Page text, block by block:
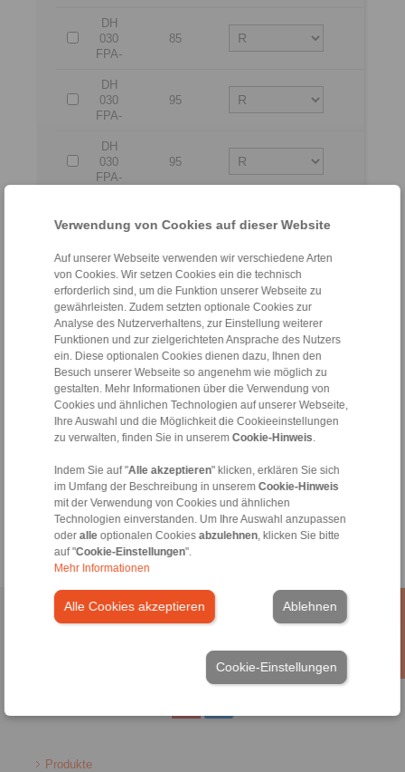
Verwendung von Cookies auf dieser Website
Auf unserer Webseite verwenden wir verschiedene Arten
von Cookies. Wir setzen Cookies ein die technisch
erforderlich sind, um die Funktion unserer Webseite zu
gewährleisten. Zudem setzten optionale Cookies zur
Analyse des Nutzerverhaltens, zur Einstellung weiterer
Funktionen und zur zielgerichteten Ansprache des Nutzers
ein. Diese optionalen Cookies dienen dazu, Ihnen den
Besuch unserer Webseite so angenehm wie möglich zu
gestalten. Mehr Informationen über die Verwendung von
Cookies und ähnlichen Technologien auf unserer Webseite,
Ihre Auswahl und die Möglichkeit die Cookieeinstellungen
zu verwalten, finden Sie in unserem Cookie-Hinweis
Indem Sie auf "Alle akzeptieren" klicken, erklären Sie sich
im Umfang der Beschreibung in unserem Cookie-Hinweis
mit der Verwendung von Cookies und ähnlichen
Technologien einverstanden. Um Ihre Auswahl anzupassen
oder alleoptionalen Cookies abzulehnen, klicken Sie bitte
auf "Cookie-Einstellungen".
Mehr Informationen
Alle Cookies akzeptieren Ablehnen
Cookie-Einstellungen
DH
030
FPA-
85
DH
030
FPA-
95
DH
030
FPA-
95
030
105
DH
030
FPA-
105
Aus dem Einsatz der CAD-Modelle können keine
Alle CAD-Modelle sind mit großer
Verbindlich sind ausschließlich von
Dateiformat:
Home | Impressum Datenschutzerklärung
Produkte